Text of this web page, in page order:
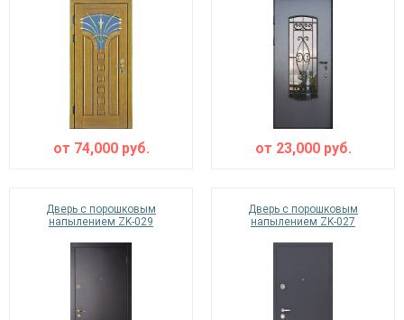
от 74,000руб. от 23,000руб.
Дверь с порошковым
напылением ZK-029
Дверь с порошковым
напылением ZK-027